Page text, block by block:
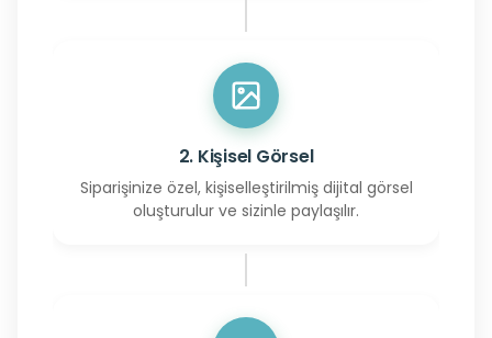
2. Kişisel Görsel
Siparişinize özel, kişiselleştirilmiş dijital görsel
oluşturulur ve sizinle paylaşılır.